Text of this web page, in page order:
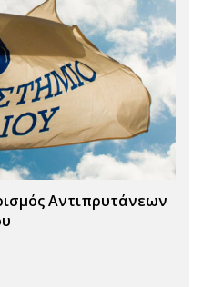
Αντιπρυτάνεων